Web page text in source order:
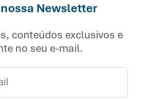
Newsletter
conteúdos exclusivos e
no seu e-mail.